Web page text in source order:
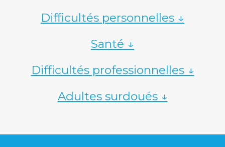
Difficultés personnelles ↓
Santé ↓
Difficultés professionnelles ↓
Adultes surdoués ↓